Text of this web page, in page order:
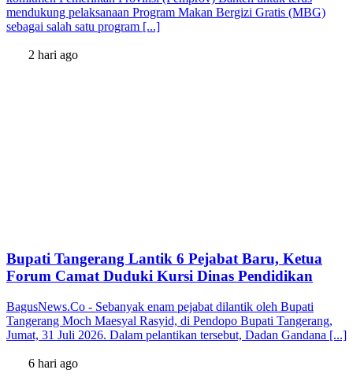
mendukung pelaksanaan Program Makan Bergizi Gratis (MBG)
sebagai salah satu program [...]
2 hari ago
Bupati Tangerang Lantik 6 Pejabat Baru, Ketua
Forum Camat Duduki Kursi Dinas Pendidikan
BagusNews.Co - Sebanyak enam pejabat dilantik oleh Bupati
Tangerang Moch Maesyal Rasyid, di Pendopo Bupati Tangerang,
Jumat, 31 Juli 2026. Dalam pelantikan tersebut, Dadan Gandana [...]
6 hari ago